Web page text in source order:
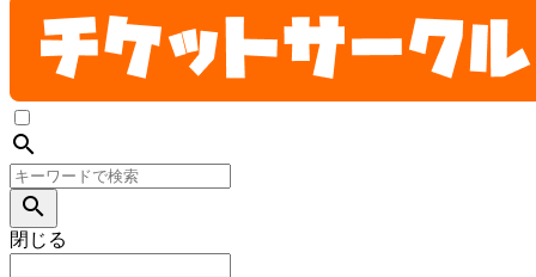
search
search
閉じる